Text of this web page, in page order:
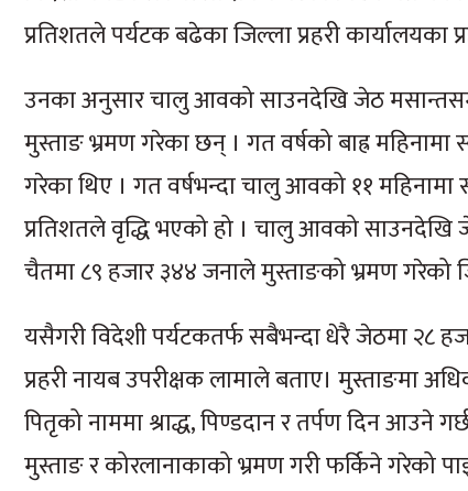
प्रतिशतले पर्यटक बढेका जिल्ला प्रहरी कार्यालयका
उनका अनुसार चालु आवको साउनदेखि जेठ
मुस्ताङ भ्रमण गरेका छन् । गत वर्षको बाह्र
गरेका थिए । गत वर्षभन्दा चालु आवको ११
प्रतिशतले वृद्धि भएको हो । चालु आवको साउनदेखि
चैतमा ८९ हजार ३४४ जनाले मुस्ताङको भ्रमण गरेको
यसैगरी विदेशी पर्यटकतर्फ सबैभन्दा धेरै जेठमा २८
प्रहरी नायब उपरीक्षक लामाले बताए। मुस्ताङमा
पितृको नाममा श्राद्ध, पिण्डदान र तर्पण दिन आउने
मुस्ताङ र कोरलानाकाको भ्रमण गरी फर्किने गरेको